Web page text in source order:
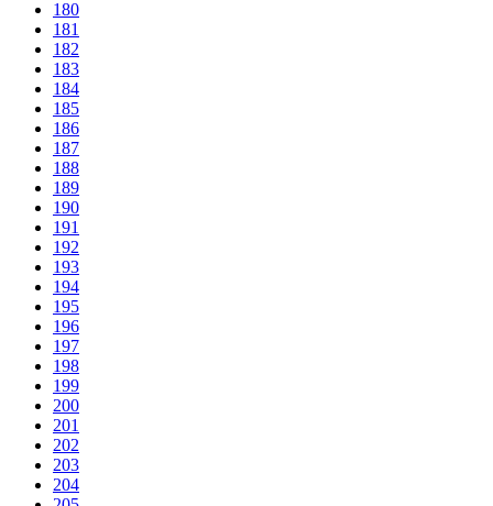
180
181
182
183
184
185
186
187
188
189
190
191
192
193
194
195
196
197
198
199
200
201
202
203
204